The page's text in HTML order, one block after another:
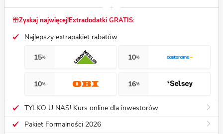
Zyskaj najwięcej!Extradodatki GRATIS:
Najlepszy extrapakiet rabatów
15% 10%
10% 16%
TYLKO U NAS! Kurs online dla inwestorów
Pakiet Formalności 2026